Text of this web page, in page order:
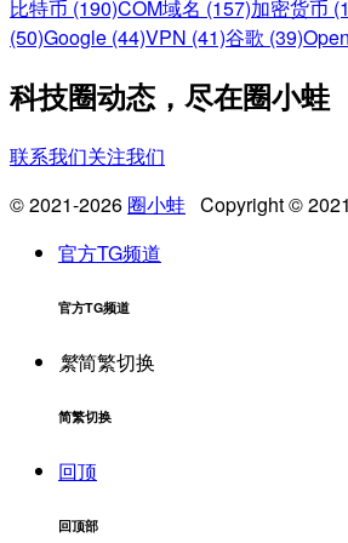
比特币 (190)COM域名 (157)加密货币
(50)Google (44)VPN (41)谷歌 (39)
科技圈动态，尽在圈小蛙
联系我们关注我们
© 2021-2026 圈小蛙 Copyright ©
官方TG频道
官方TG频道
繁简繁切换
简繁切换
回顶
回顶部